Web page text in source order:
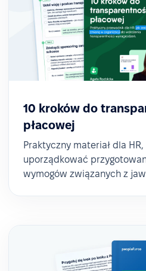
10 kroków do
płacowej
Praktyczny materiał dla
uporządkować
wymogów związanych z